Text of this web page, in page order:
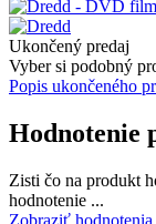
Ukončený predaj
Vyber si podobný
Popis ukončeného
Hodnotenie
Zisti čo na produkt
hodnotenie ...
Zobraziť hodnotenia